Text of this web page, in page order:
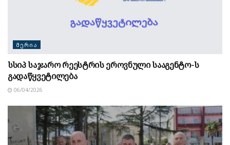
ᲛᲔᲠᲘᲐ
სსიპ საჯარო რეესტრის ეროვნული სააგენტო-ს
გადაწყვეტილება
06/04/2026